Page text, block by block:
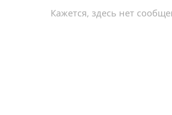
Кажется, здесь нет